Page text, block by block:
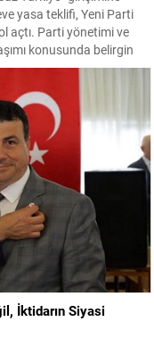
yasa teklifi, Yeni Parti
açtı. Parti yönetimi ve
konusunda belirgin
Özgür Özel, Genel Kurul
İktidarın Siyasi